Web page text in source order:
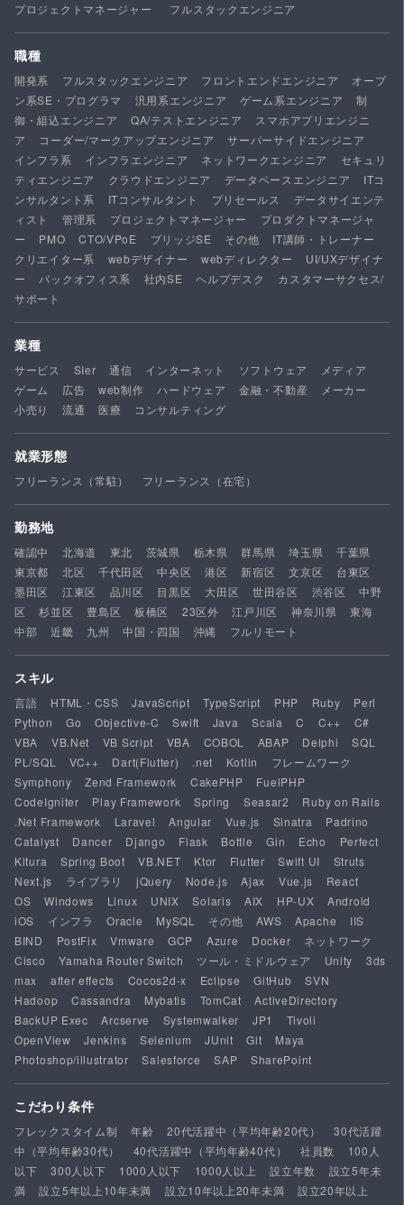
プロジェクトマネージャー
フルスタックエンジニア
職種
開発系 フルスタックエンジニア フロントエンドエンジニア
オープ
ン系SE・プログラマ
汎用系エンジニア ゲーム系エンジニア
制
御・組込エンジニア
QA/テストエンジニア
スマホアプリエンジニ
ア
コーダー/マークアップエンジニア
サーバーサイドエンジニア
インフラ系
インフラエンジニア ネットワークエンジニア
セキュリ
ティエンジニア
クラウドエンジニア データベースエンジニア
ITコ
ンサルタント系
ITコンサルタント プリセールス
データサイエンテ
ィスト
管理系 プロジェクトマネージャー
プロダクトマネージャ
ー
PMO CTO/VPoE ブリッジSE その他
IT講師・トレーナー
クリエイター系
webデザイナー webディレクター
UI/UXデザイナ
ー
バックオフィス系 社内SE ヘルプデスク
カスタマーサクセス/
サポート
業種
サービス SIer 通信 インターネット ソフトウェア
メディア
ゲーム
広告 web制作 ハードウェア 金融・不動産
メーカー
小売り
流通 医療 コンサルティング
就業形態
フリーランス（常駐） フリーランス（在宅）
勤務地
確認中 北海道 東北 茨城県 栃木県 群馬県 埼玉県
千葉県
東京都
北区 千代田区 中央区 港区 新宿区 文京区
台東区
墨田区
江東区 品川区 目黒区 大田区 世田谷区 渋谷区
中野
区
杉並区 豊島区 板橋区 23区外 江戸川区 神奈川県
東海
中部
近畿 九州 中国・四国 沖縄 フルリモート
スキル
言語 HTML・CSS JavaScript TypeScript PHP Ruby
Perl
Python
Go Objective-C Swift Java Scala C C++
C#
VBA
VB.Net VB Script VBA COBOL ABAP Delphi
SQL
PL/SQL
VC++ Dart(Flutter) .net Kotlin
フレームワーク
Symphony
Zend Framework CakePHP
FuelPHP
CodeIgniter
Play Framework Spring Seasar2
Ruby on Rails
.Net Framework
Laravel Angular Vue.js Sinatra
Padrino
Catalyst
Dancer Django Flask Bottle Gin Echo
Perfect
Kitura
Spring Boot VB.NET Ktor Flutter Swift UI
Struts
Next.js
ライブラリ jQuery Node.js Ajax Vue.js
React
OS
Windows Linux UNIX Solaris AIX HP-UX
Android
iOS
インフラ Oracle MySQL その他 AWS Apache
IIS
BIND
PostFix Vmware GCP Azure Docker
ネットワーク
Cisco
Yamaha Router Switch ツール・ミドルウェア Unity
3ds
max
after effects Cocos2d-x Eclipse GitHub
SVN
Hadoop
Cassandra Mybatis TomCat
ActiveDirectory
BackUP Exec
Arcserve Systemwalker JP1
Tivoli
OpenView
Jenkins Selenium JUnit Git
Maya
Photoshop/illustrator
Salesforce SAP SharePoint
こだわり条件
フレックスタイム制 年齢 20代活躍中（平均年齢20代）
30代活躍
中（平均年齢30代）
40代活躍中（平均年齢40代） 社員数
100人
以下
300人以下 1000人以下 1000人以上 設立年数
設立5年未
満
設立5年以上10年未満 設立10年以上20年未満
設立20年以上